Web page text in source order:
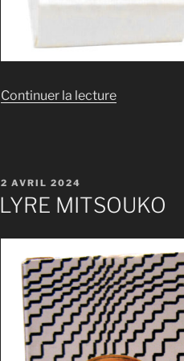
Continuer la lecturede
PUBLIÉ
LE
2 AVRIL 2024
LYRE MITSOUKO